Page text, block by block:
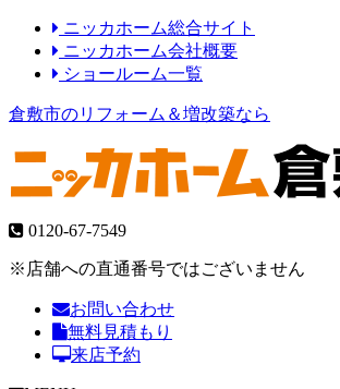
ニッカホーム総合サイト
ニッカホーム会社概要
ショールーム一覧
倉敷市のリフォーム＆増改築なら
0120-67-7549
※店舗への直通番号ではございません
お問い合わせ
無料見積もり
来店予約